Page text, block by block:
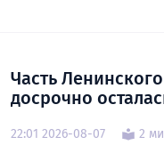
Часть
досрочно
22:01 2026-08-07 2